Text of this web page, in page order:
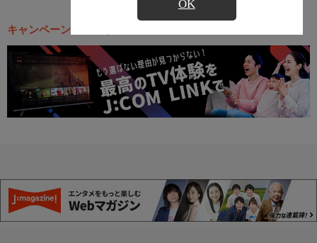
OK
キャンペーン・お得な情報